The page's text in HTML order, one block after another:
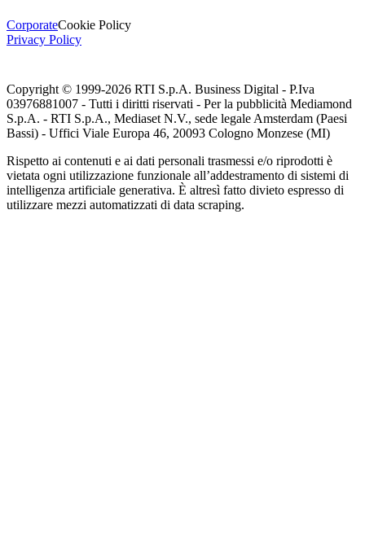
CorporateCookie Policy
Privacy Policy
Copyright © 1999-2026 RTI S.p.A. Business Digital - P.Iva
03976881007 - Tutti i diritti riservati - Per la pubblicità Mediamond
S.p.A. - RTI S.p.A., Mediaset N.V., sede legale Amsterdam (Paesi
Bassi) - Uffici Viale Europa 46, 20093 Cologno Monzese (MI)
Rispetto ai contenuti e ai dati personali trasmessi e/o riprodotti è
vietata ogni utilizzazione funzionale all’addestramento di sistemi di
intelligenza artificiale generativa. È altresì fatto divieto espresso di
utilizzare mezzi automatizzati di data scraping.